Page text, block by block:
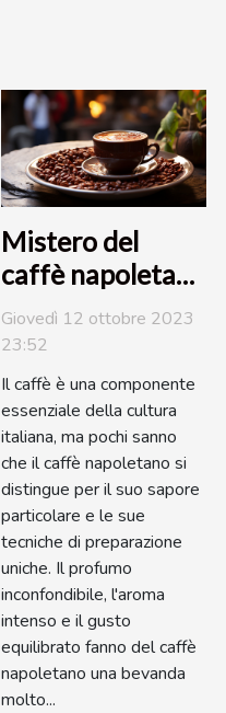
Mistero del
caffè napoletano
svelato
Giovedì 12 ottobre 2023
23:52
Il caffè è una componente
essenziale della cultura
italiana, ma pochi sanno
che il caffè napoletano si
distingue per il suo sapore
particolare e le sue
tecniche di preparazione
uniche. Il profumo
inconfondibile, l'aroma
intenso e il gusto
equilibrato fanno del caffè
napoletano una bevanda
molto...